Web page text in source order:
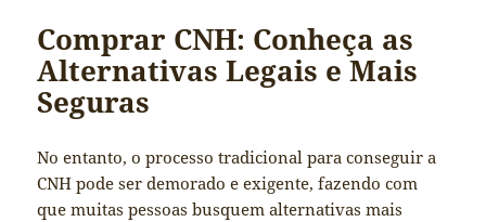
Comprar CNH: Conheça as
Alternativas Legais e Mais
Seguras
No entanto, o processo tradicional para conseguir a
CNH pode ser demorado e exigente, fazendo com
que muitas pessoas busquem alternativas mais